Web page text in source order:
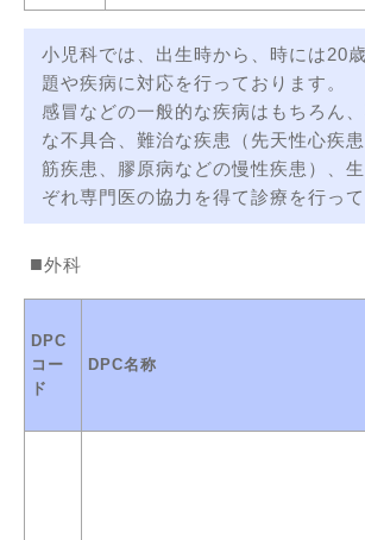
小児科では、出生時から、時には20
題や疾病に対応を行っております。
感冒などの一般的な疾病はもちろん
な不具合、難治な疾患（先天性心疾
筋疾患、膠原病などの慢性疾患）、
ぞれ専門医の協力を得て診療を行って
外科
DPC
コー
ド
DPC名称